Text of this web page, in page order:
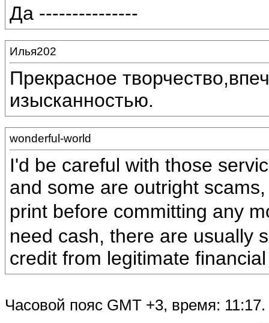
Да ---------------
Илья202
Прекрасное
изысканностью.
wonderful-world
I'd be careful with those
and some are outright
print before committing any
need cash, there are usually
credit from legitimate
Часовой пояс GMT +3, время: 11:17.